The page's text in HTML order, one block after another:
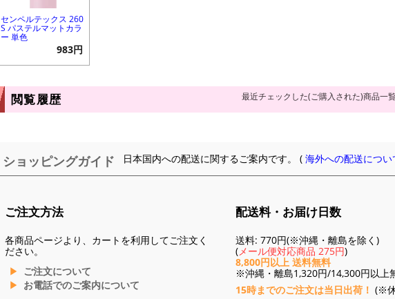
センペルテックス 260
S パステルマットカラ
ー 単色
983円
閲覧履歴 最近チェックした(ご購入された)商品一
ショッピングガイド 日本国内への配送に関するご案内です。 (海外への配送につい
ご注文方法
各商品ページより、カートを利用してご注文く
ださい。
ご注文について
お電話でのご案内について
配送料・お届け日数
送料: 770円(※沖縄・離島を除く)
(メール便対応商品 275円)
8,800円以上 送料無料
※沖縄・離島1,320円/14,300円以上
15時までのご注文は当日出荷！ (※